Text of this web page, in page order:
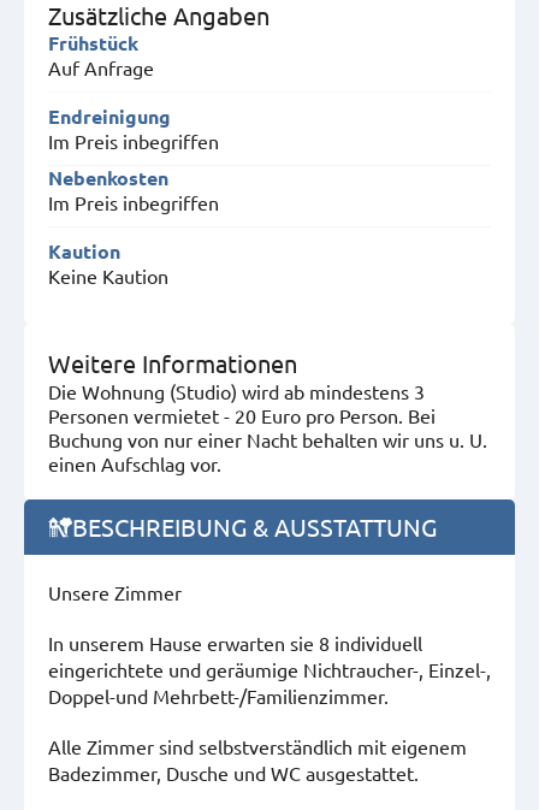
Zusätzliche Angaben
Frühstück
Auf Anfrage
Endreinigung
Im Preis inbegriffen
Nebenkosten
Im Preis inbegriffen
Kaution
Keine Kaution
Weitere Informationen
Die Wohnung (Studio) wird ab mindestens 3
Personen vermietet - 20 Euro pro Person. Bei
Buchung von nur einer Nacht behalten wir uns u. U.
einen Aufschlag vor.
BESCHREIBUNG & AUSSTATTUNG
Unsere Zimmer
In unserem Hause erwarten sie 8 individuell
eingerichtete und geräumige Nichtraucher-, Einzel-,
Doppel-und Mehrbett-/Familienzimmer.
Alle Zimmer sind selbstverständlich mit eigenem
Badezimmer, Dusche und WC ausgestattet.